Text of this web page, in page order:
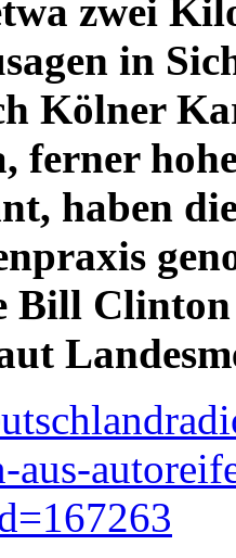
zwei
in
Kölner
ferner
haben
Bill
aus-